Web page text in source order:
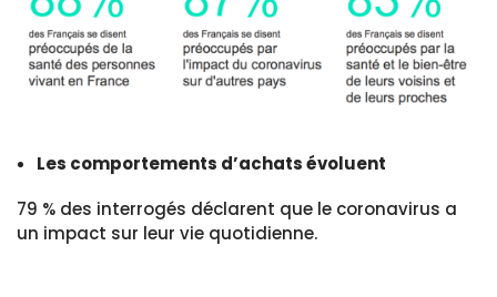
Les comportements d’achats évoluent
79 % des interrogés déclarent que le coronavirus a
un impact sur leur vie quotidienne.